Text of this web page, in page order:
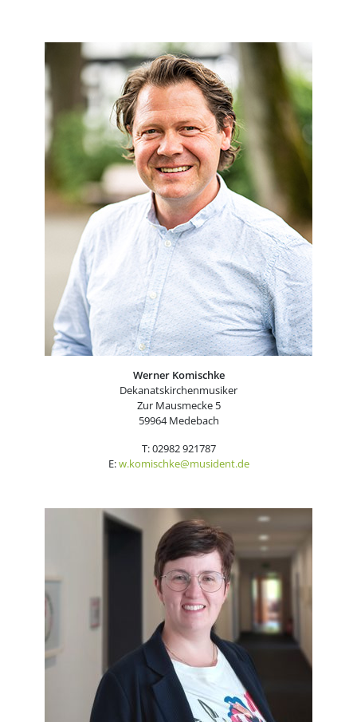
Werner Komischke
Dekanatskirchenmusiker
Zur Mausmecke 5
59964 Medebach
T: 02982 921787
E:w.komischke@musident.de